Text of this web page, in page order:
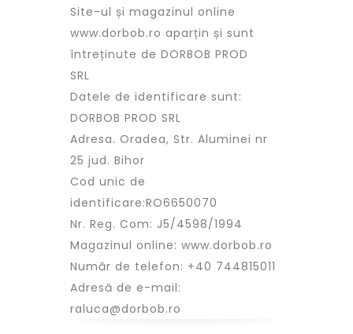
Site-ul și magazinul online
www.dorbob.ro aparțin și sunt
întreținute de DORBOB PROD
SRL
Datele de identificare sunt:
DORBOB PROD SRL
Adresa. Oradea, Str. Aluminei nr
25 jud. Bihor
Cod unic de
identificare:RO6650070
Nr. Reg. Com: J5/4598/1994
Magazinul online: www.dorbob.ro
Număr de telefon: +40 744815011
Adresă de e-mail:
raluca@dorbob.ro